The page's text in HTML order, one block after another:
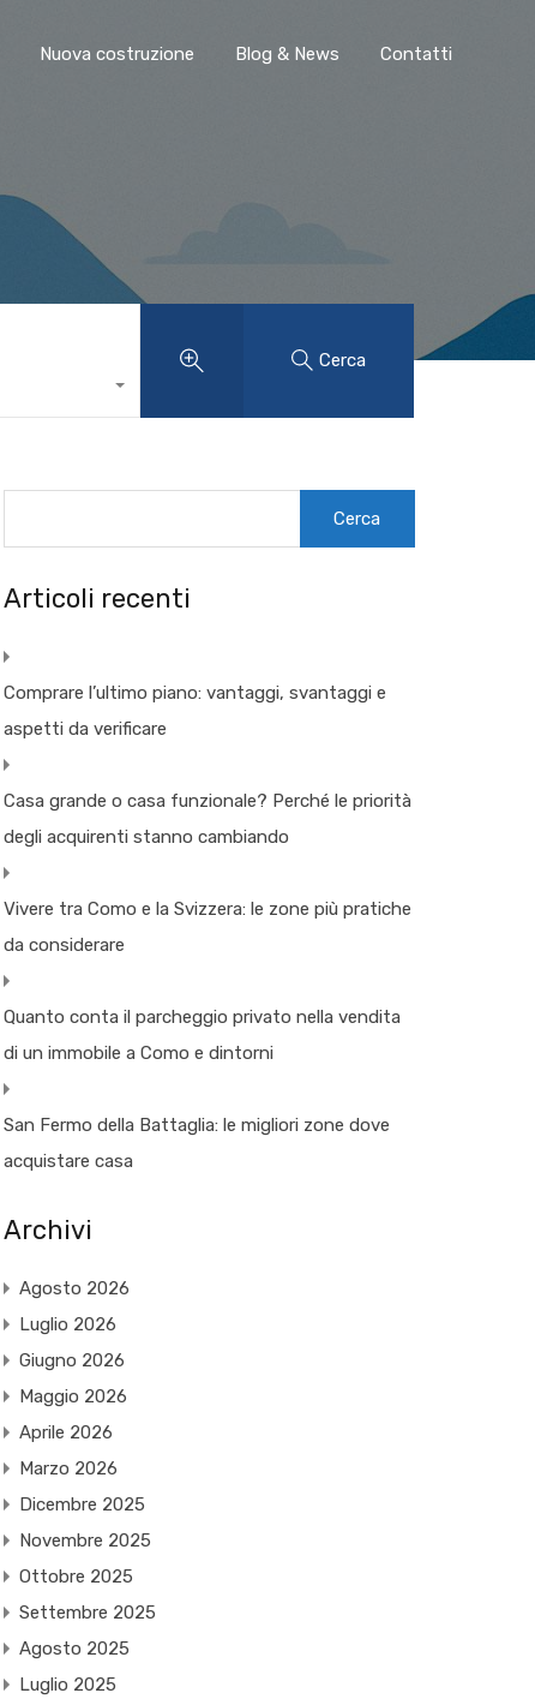
Nuova costruzione Blog & News Contatti
Cerca
Articoli recenti
Comprare l’ultimo piano: vantaggi, svantaggi e
aspetti da verificare
Casa grande o casa funzionale? Perché le priorità
degli acquirenti stanno cambiando
Vivere tra Como e la Svizzera: le zone più pratiche
da considerare
Quanto conta il parcheggio privato nella vendita
di un immobile a Como e dintorni
San Fermo della Battaglia: le migliori zone dove
acquistare casa
Archivi
Agosto 2026
Luglio 2026
Giugno 2026
Maggio 2026
Aprile 2026
Marzo 2026
Dicembre 2025
Novembre 2025
Ottobre 2025
Settembre 2025
Agosto 2025
Luglio 2025